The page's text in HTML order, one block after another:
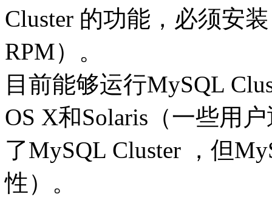
Cluster 的功能，必须安
RPM）。
目前能够运行MySQL
OS X和Solaris（一些用
了MySQL Cluster ，但
性）。